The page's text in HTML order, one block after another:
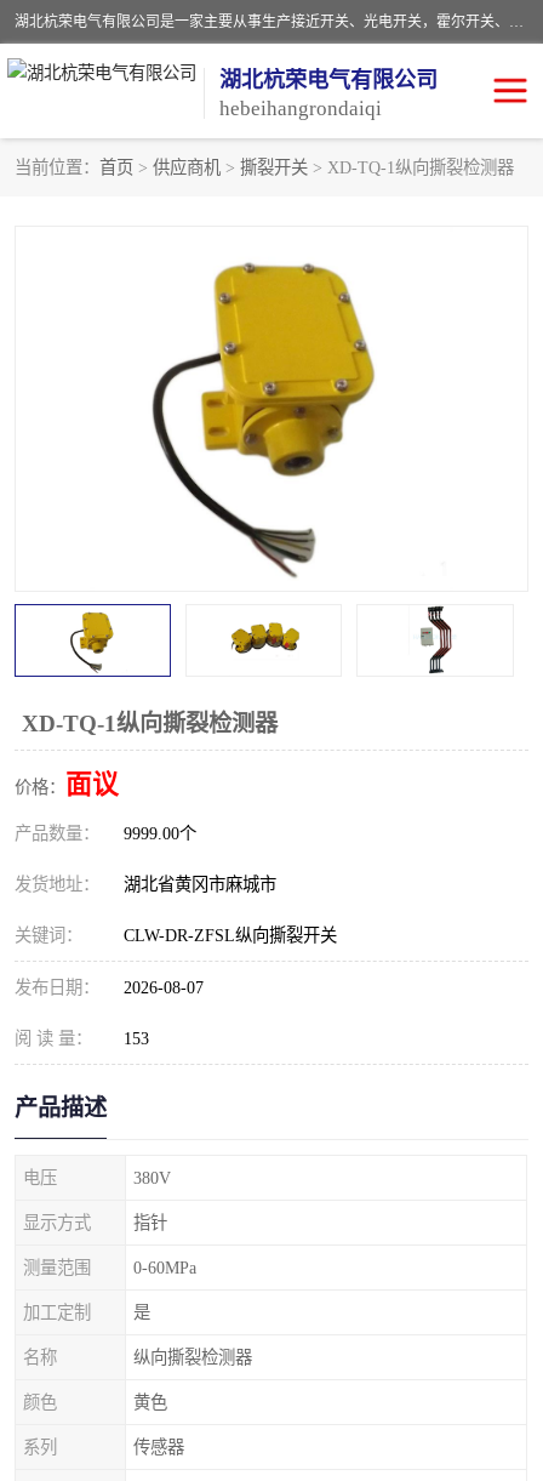
湖北杭荣电气有限公司是一家主要从事生产接近开关、光电开关，霍尔开关、两级跑偏开关、双向拉绳开关、速度监测器、皮带打滑开关、阻旋式料位开关、皮带纵向撕裂开关、溜槽堵塞开关、声光报警器、矿用磁性井筒开关等，主营行业：电气设备、仪器仪表制造, 高低压电器，成套电气设备，矿用防爆机电设备，皮带机综合保护系统，防爆电器，传感器，工矿配件，电器配件，自动化工业机器人的研发，制造，加工销售。
湖北杭荣电气有限公司
hebeihangrondaiqi
当前位置： 首页 > 供应商机 > 撕裂开关 > XD-TQ-1纵向撕裂检测器
XD-TQ-1纵向撕裂检测器
价格： 面议
产品数量： 9999.00个
发货地址： 湖北省黄冈市麻城市
关键词： CLW-DR-ZFSL纵向撕裂开关
发布日期： 2026-08-07
阅 读 量： 153
产品描述
电压 380V
显示方式 指针
测量范围 0-60MPa
加工定制 是
名称 纵向撕裂检测器
颜色 黄色
系列 传感器
浮球开关
声光报警器
滑线指示灯
光电开关
打滑开关
撕裂开关 倾斜开关
限位开关 速度检测器
速度传感器